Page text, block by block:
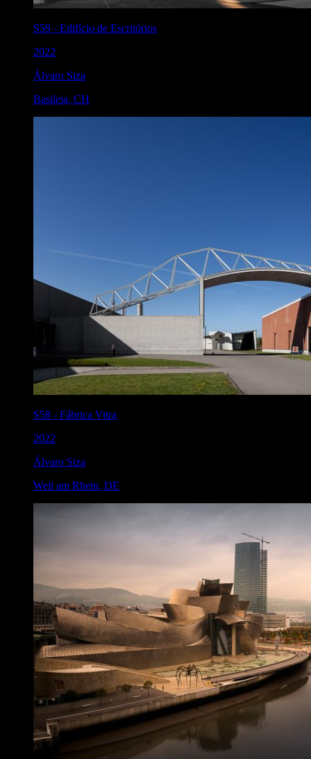
S59 - Edifício de Escritórios
2022
Álvaro Siza
Basileia, CH
S58 - Fábrica Vitra
2022
Álvaro Siza
Weil am Rhein, DE